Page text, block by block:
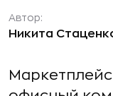
Автор:
Никита